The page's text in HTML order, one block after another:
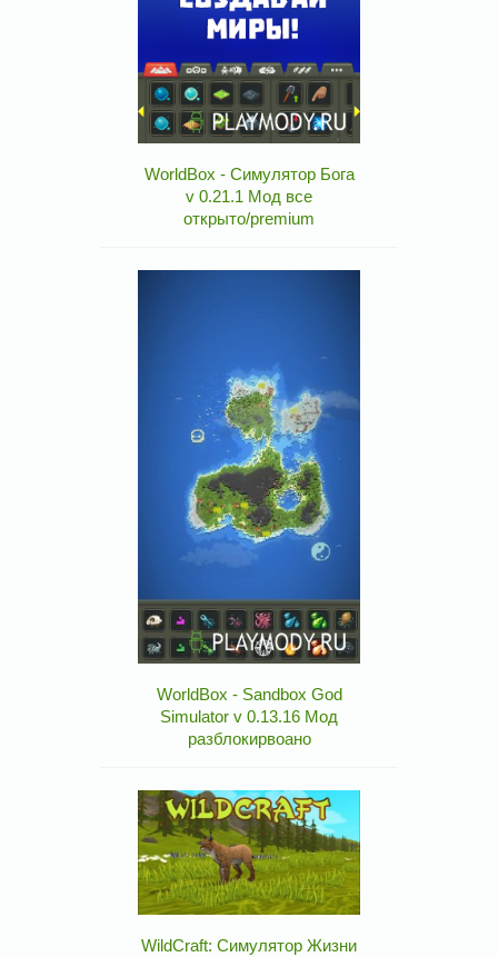
WorldBox - Симулятор Бога
v 0.21.1 Мод все
открыто/premium
WorldBox - Sandbox God
Simulator v 0.13.16 Мод
разблокирвоано
WildCraft: Симулятор Жизни